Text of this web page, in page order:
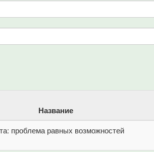
Название
проблема равных возможностей